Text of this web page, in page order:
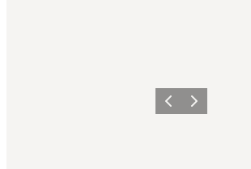
Forrige billede
Næste billede